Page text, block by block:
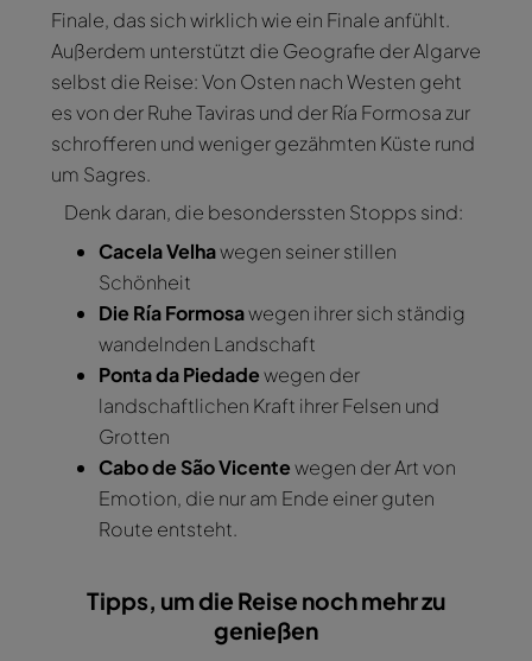
Finale, das sich wirklich wie ein Finale anfühlt.
Außerdem unterstützt die Geografie der Algarve
selbst die Reise: Von Osten nach Westen geht
es von der Ruhe Taviras und der Ría Formosa zur
schrofferen und weniger gezähmten Küste rund
um Sagres.
Denk daran, die besonderssten Stopps sind:
Cacela Velhawegen seiner stillen
Schönheit
Die Ría Formosawegen ihrer sich ständig
wandelnden Landschaft
Ponta da Piedadewegen der
landschaftlichen Kraft ihrer Felsen und
Grotten
Cabo de São Vicentewegen der Art von
Emotion, die nur am Ende einer guten
Route entsteht.
Tipps, um die Reise noch mehr zu
genießen